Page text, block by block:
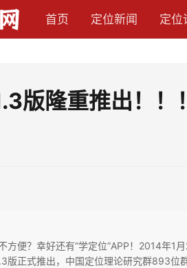
首页 定位新闻 定位
版隆重推出！！！
方便？幸好还有“学定位”APP！2014年1
版正式推出，中国定位理论研究群893位